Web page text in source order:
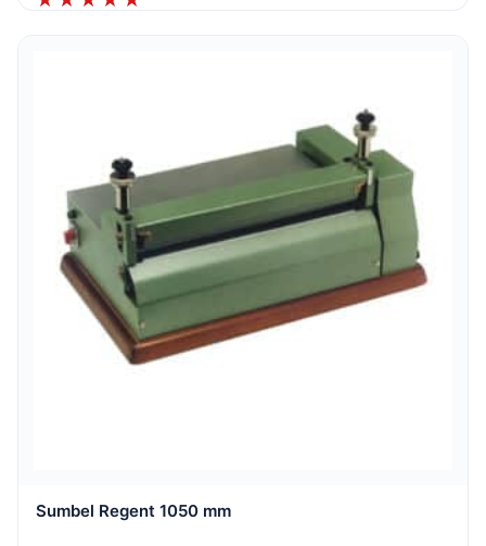
Sumbel Regent 1050 mm